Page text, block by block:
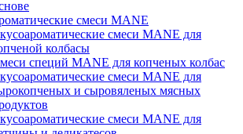
смеси MANE
смеси MANE для
колбасы
специй MANE для копченых колбас
смеси MANE для
и сыровяленых мясных
смеси MANE для